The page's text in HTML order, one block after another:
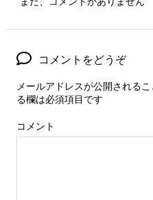
コメントをどうぞ
メールアドレスが公開されるこ
る欄は必須項目です
コメント